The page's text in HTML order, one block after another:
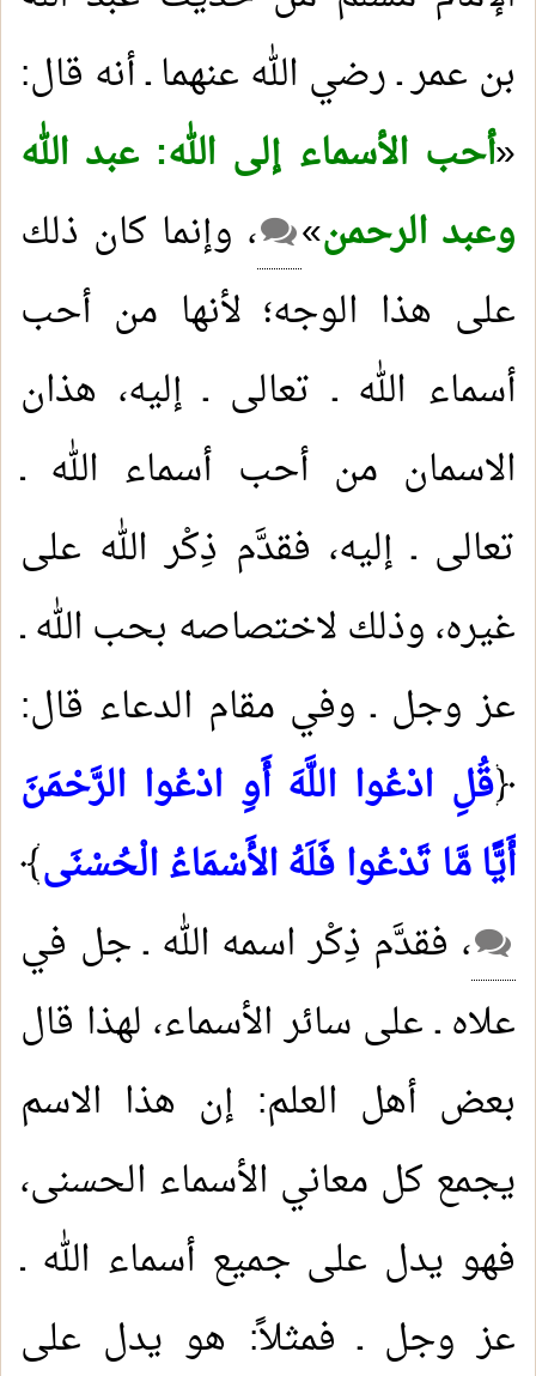
بن عمر ـ رضي الله عنهما ـ أنه قال:
«أحب الأسماء إلى الله: عبد الله
وعبد الرحمن»
، وإنما كان ذلك
على هذا الوجه؛ لأنها من أحب
أسماء الله ـ تعالى ـ إليه، هذان
الاسمان من أحب أسماء الله ـ
تعالى ـ إليه، فقدَّم ذِكْر الله على
غيره، وذلك لاختصاصه بحب الله ـ
عز وجل ـ وفي مقام الدعاء قال:
﴿قُلِ ادْعُوا اللَّهَ أَوِ ادْعُوا الرَّحْمَنَ
أَيًّا مَّا تَدْعُوا فَلَهُ الأَسْمَاءُ الْحُسْنَى﴾
، فقدَّم ذِكْر اسمه الله ـ جل في
علاه ـ على سائر الأسماء، لهذا قال
بعض أهل العلم: إن هذا الاسم
يجمع كل معاني الأسماء الحسنى،
فهو يدل على جميع أسماء الله ـ
عز وجل ـ فمثلاً: هو يدل على